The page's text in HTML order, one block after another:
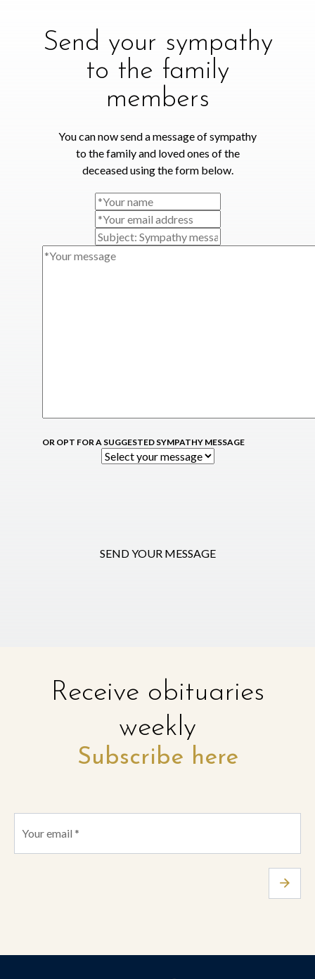
Send your sympathy
to the family
members
You can now send a message of sympathy
to the family and loved ones of the
deceased using the form below.
OR OPT FOR A SUGGESTED SYMPATHY MESSAGE
SEND YOUR MESSAGE
Receive obituaries
weekly
Subscribe here